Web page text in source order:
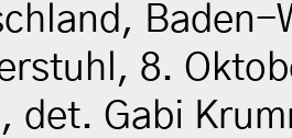
8.
det. Gabi